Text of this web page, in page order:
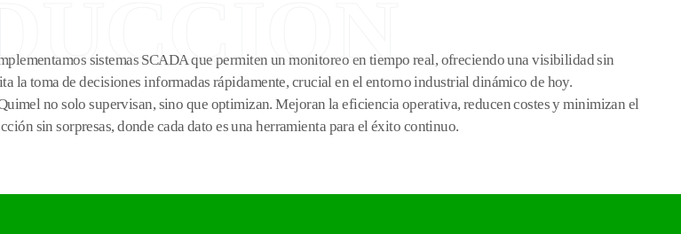
sistemas SCADA que permiten un monitoreo en tiempo real, ofreciendo una visibilidad sin
la toma de decisiones informadas rápidamente, crucial en el entorno industrial dinámico de hoy.
no solo supervisan, sino que optimizan. Mejoran la eficiencia operativa, reducen costes y minimizan el
sin sorpresas, donde cada dato es una herramienta para el éxito continuo.